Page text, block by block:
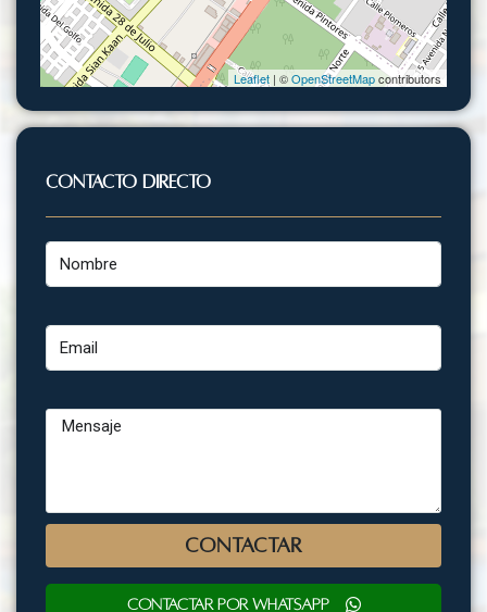
Leaflet | ©OpenStreetMapcontributors
Contacto Directo
CONTACTAR
Contactar por WhatsApp